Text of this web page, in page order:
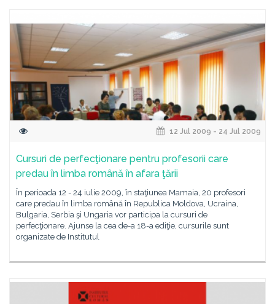
12 Jul 2009 - 24 Jul 2009
Cursuri de perfecţionare pentru profesorii care
predau în limba română în afara ţării
În perioada 12 - 24 iulie 2009, în staţiunea Mamaia, 20 profesori
care predau în limba română în Republica Moldova, Ucraina,
Bulgaria, Serbia şi Ungaria vor participa la cursuri de
perfecţionare. Ajunse la cea de-a 18-a ediţie, cursurile sunt
organizate de Institutul